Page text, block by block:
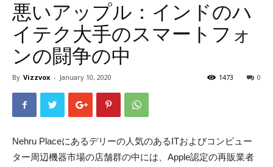
悪いアップル：インドのハ
イテク大手のスマートフォ
ンの闘争の中
By Vizzvox - January 10, 2020 0
1473
Nehru Placeにあるデリーの人気のあるITおよびコンピュー
ター周辺機器市場の店舗群の中には、Apple認定の再販業者